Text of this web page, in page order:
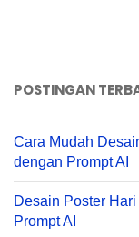
POSTINGAN
Cara Mudah
dengan Prompt AI
Desain Poster
Prompt AI